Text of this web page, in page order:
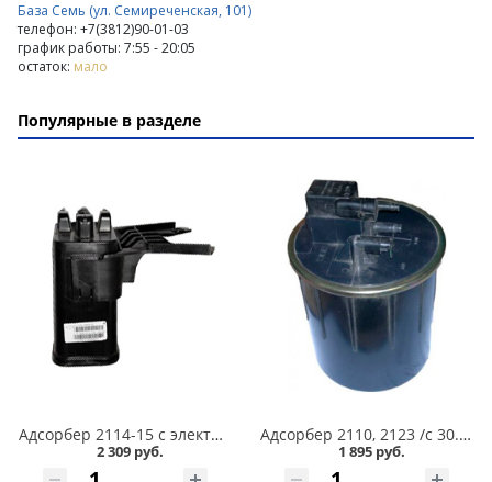
База Семь (ул. Семиреченская, 101)
телефон: +7(3812)90-01-03
график работы: 7:55 - 20:05
остаток: мало
Популярные в разделе
Адсорбер 2114-15 с электропедалью в Кургане
2 309 руб.
Адсорбер 2110, 2123 /с 30.05.2005г. до 12.2007г., Евро-2/ в Кургане
1 895 руб.